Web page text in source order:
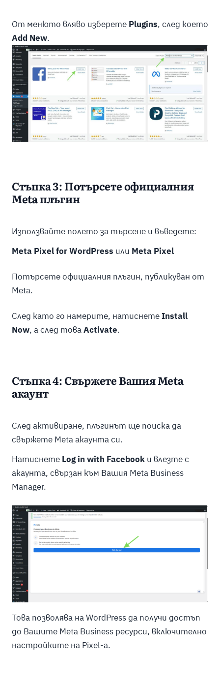
От менюто вляво изберете Plugins, след което
Add New.
Стъпка 3: Потърсете официалния
Meta плъгин
Използвайте полето за търсене и въведете:
Meta Pixel for WordPress или Meta Pixel
Потърсете официалния плъгин, публикуван от
Meta.
След като го намерите, натиснетеInstall
Now, а след товаActivate.
Стъпка 4: Свържете Вашия Meta
акаунт
След активиране, плъгинът ще поиска да
свържете Meta акаунта си.
Натиснете Log in with Facebookи влезте с
акаунта, свързан към Вашия Meta Business
Manager.
Това позволява на WordPress да получи достъп
до Вашите Meta Business ресурси, включително
настройките на Pixel-а.